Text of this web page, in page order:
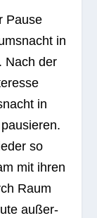
Pause
in
Nach der
in
so
mit ihren
Raum
außer­